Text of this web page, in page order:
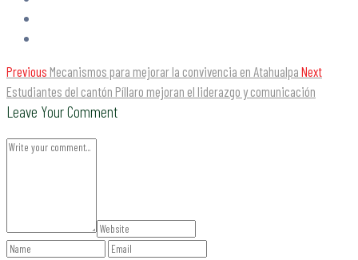
Previous Mecanismos para mejorar la convivencia en Atahualpa Next
Estudiantes del cantón Píllaro mejoran el liderazgo y comunicación
Leave Your Comment